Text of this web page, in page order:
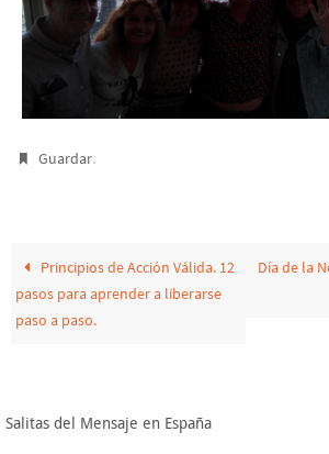
Guardar.
Principios de Acción Válida. 12
pasos para aprender a liberarse
paso a paso.
Día de la
Salitas del Mensaje en España